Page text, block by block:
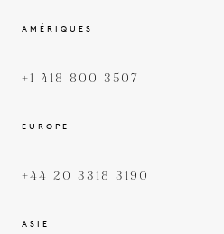
AMÉRIQUES
+1 418 800 3507
EUROPE
+44 20 3318 3190
ASIE